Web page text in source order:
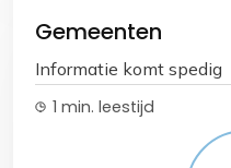
Gemeenten
Informatie komt spedig
1 min. leestijd